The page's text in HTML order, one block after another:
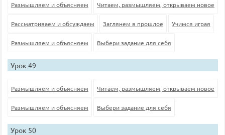
Размышляем и объясняем Читаем, размышляем, открываем новое
Рассматриваем и обсуждаем Заглянем в прошлое Учимся играя
Размышляем и объясняем Выбери задание для себя
Урок 49
Размышляем и объясняем Читаем, размышляем, открываем новое
Размышляем и объясняем Выбери задание для себя
Урок 50